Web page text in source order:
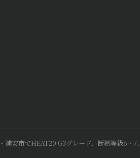
浦安市でHEAT20 G3グレード、断熱等級6・7